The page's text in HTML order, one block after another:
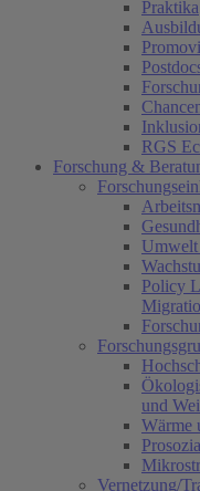
Praktika
RGS
Forschung &
Umwelt
Policy
und
Wärme
Vernetzung/